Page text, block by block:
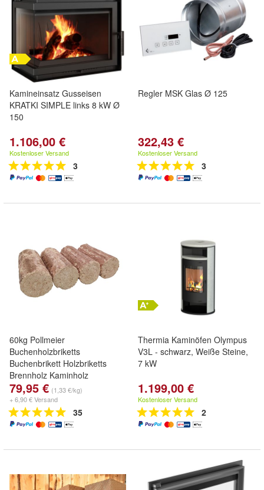
Kamineinsatz Gusseisen
KRATKI SIMPLE links 8 kW Ø
150
1.106,00 €
Kostenloser Versand
3
Regler MSK Glas Ø 125
322,43 €
Kostenloser Versand
3
60kg Pollmeier
Buchenholzbriketts
Buchenbrikett Holzbriketts
Brennholz Kaminholz
79,95 € (1,33 €/kg)
+ 6,90 € Versand
35
Thermia Kaminöfen Olympus
V3L - schwarz, Weiße Steine,
7 kW
1.199,00 €
Kostenloser Versand
2